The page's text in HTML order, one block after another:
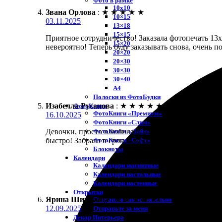
10х10
10×15
13×18
15×15
15×20
20×20
20×30
30×30
30×40
A4
Полоски из ФотоБудки
ФотоКниги
ФотоКниги «Премиум»
ФотоКниги «Слим»
ФотоКниги «Лайт»
ФотоКниги «Софт»
Блокноты
Календари
Календари магнитные
Календари настольные
Календари настенные
Открытки
Отправлю самостоятельно
Отправьте за меня
Декор Интерьера
Звана Орлова : ★ ★ ★ ★ ★
03.11.2025
Приятное сотрудничество! Заказала фотопечать
невероятно! Теперь буду заказывать снова, очень
Изабелла Русанова : ★ ★ ★ ★ ★
16.10.2025
Девочки, просто влюбилась в работу этой
быстро! Забрала в срок, качество на высшем
Ярина Шишкина : ★ ★ ★ ★ ★
12.09.2025